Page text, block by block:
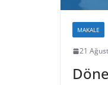
MAKALE
21